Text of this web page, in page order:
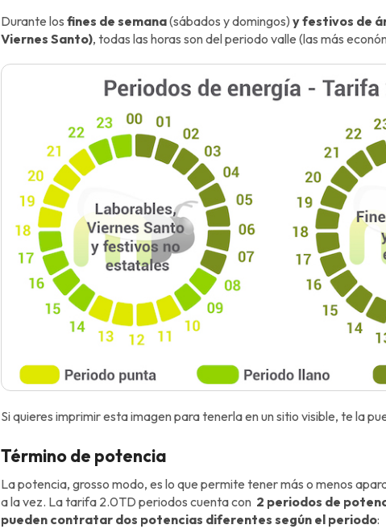
Durante los fines de semana(sábados y domingos) y festivos de
Viernes Santo), todas las horas son del periodo valle (las más
Si quieres imprimir esta imagen para tenerla en un sitio visible, te la
Término de potencia
La potencia, grosso modo, es lo que permite tener más o menos
a la vez. La tarifa 2.0TD periodos cuenta con 2 periodos de
pueden contratar dos potencias diferentes según el periodo: